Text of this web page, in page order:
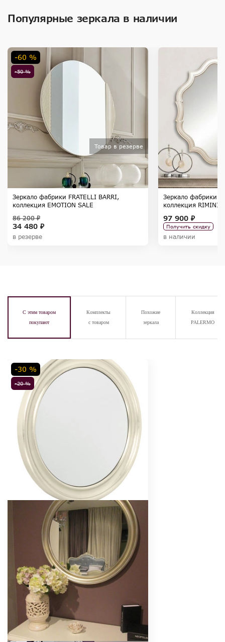
Популярные зеркала в наличии
-50 %
-60 %
Товар в резерве
Зеркало фабрики FRATELLI BARRI,
коллекция EMOTION SALE
34 480 ₽
86 200 ₽
в резерве
Зеркало фабрики
коллекция RIMINI
97 900 ₽
Получить скидку
в наличии
С этим товаром
покупают
Комплекты
с товаром
Похожие
зеркала
Коллекция
PALERMO
-20 %
-30 %